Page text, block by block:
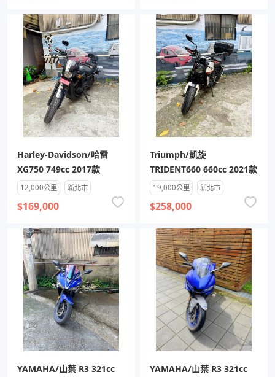
Harley-Davidson/哈雷
XG750 749cc 2017款
12,000公里 新北市
$169,000
Triumph/凱旋
TRIDENT660 660cc 2021款
19,000公里 新北市
$258,000
YAMAHA/山葉 R3 321cc
YAMAHA/山葉 R3 321cc